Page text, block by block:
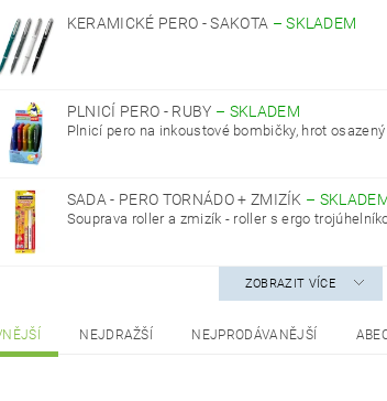
KERAMICKÉ PERO - SAKOTA –SKLADEM
PLNICÍ PERO - RUBY – SKLADEM
Plnicí pero na inkoustové bombičky, hrot
SADA - PERO TORNÁDO + ZMIZÍK –
Souprava roller a zmizík - roller s ergo
ZOBRAZIT VÍCE
NEJDRAŽŠÍ NEJPRODÁVANĚJŠÍ